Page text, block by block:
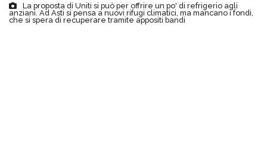
La proposta di Uniti si può per offrire un po' di refrigerio agli
anziani. Ad Asti si pensa a nuovi rifugi climatici, ma mancano i fondi,
che si spera di recuperare tramite appositi bandi